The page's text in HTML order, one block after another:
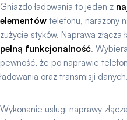
Gniazdo ładowania to jeden z
elementów telefonu, narażony
zużycie styków. Naprawa złącza
pełną funkcjonalność.
pewność, że po naprawie
ładowania oraz transmisji danych.
Wykonanie usługi naprawy